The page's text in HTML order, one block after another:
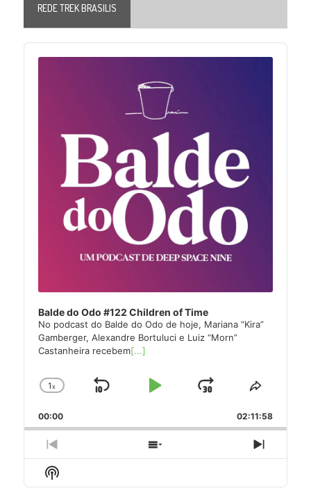
REDE TREK BRASILIS
Audio
Player
Balde do Odo #122 Children of Time
No podcast do Balde do Odo de hoje, Mariana “Kira”
Gamberger, Alexandre Bortuluci e Luiz “Morn”
Castanheira recebem[...]
Change
Rate
1x
Skip
Play
Jump
Forward
Share
Episode
00:00 02:11:58
Previous
Episode
Show
Episodes
Next
Episode
Show
Podcast